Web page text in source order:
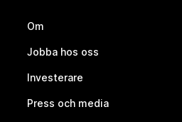
Om
Jobba hos oss
Investerare
Press och media